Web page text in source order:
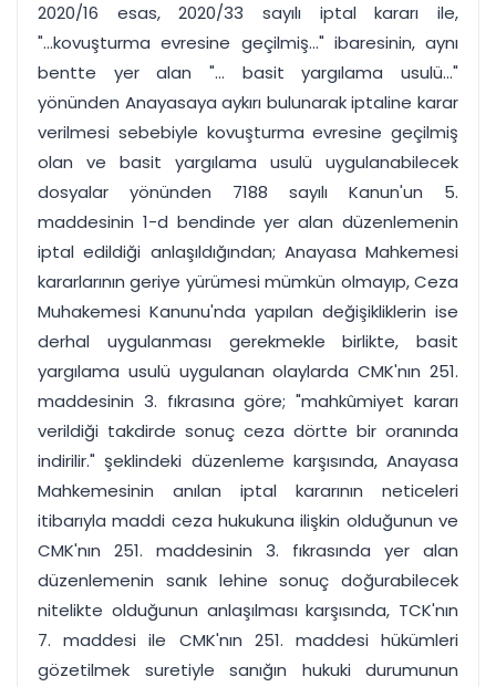
2020/16 esas, 2020/33 sayılı iptal kararı ile,
"...kovuşturma evresine geçilmiş..." ibaresinin, aynı
bentte yer alan "... basit yargılama usulü..."
yönünden Anayasaya aykırı bulunarak iptaline karar
verilmesi sebebiyle kovuşturma evresine geçilmiş
olan ve basit yargılama usulü uygulanabilecek
dosyalar yönünden 7188 sayılı Kanun'un 5.
maddesinin 1-d bendinde yer alan düzenlemenin
iptal edildiği anlaşıldığından; Anayasa Mahkemesi
kararlarının geriye yürümesi mümkün olmayıp, Ceza
Muhakemesi Kanunu'nda yapılan değişikliklerin ise
derhal uygulanması gerekmekle birlikte, basit
yargılama usulü uygulanan olaylarda CMK'nın 251.
maddesinin 3. fıkrasına göre; "mahkûmiyet kararı
verildiği takdirde sonuç ceza dörtte bir oranında
indirilir." şeklindeki düzenleme karşısında, Anayasa
Mahkemesinin anılan iptal kararının neticeleri
itibarıyla maddi ceza hukukuna ilişkin olduğunun ve
CMK'nın 251. maddesinin 3. fıkrasında yer alan
düzenlemenin sanık lehine sonuç doğurabilecek
nitelikte olduğunun anlaşılması karşısında, TCK'nın
7. maddesi ile CMK'nın 251. maddesi hükümleri
gözetilmek suretiyle sanığın hukuki durumunun